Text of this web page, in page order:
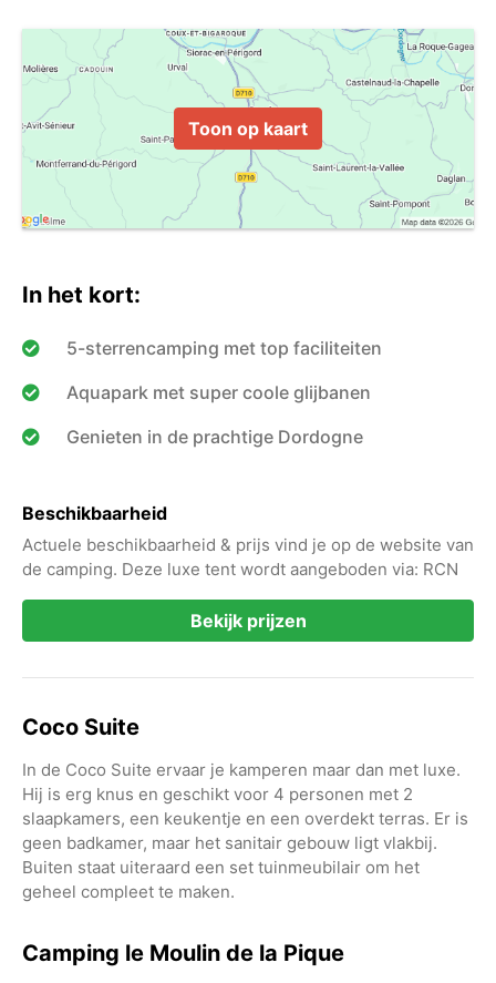
Toon op kaart
In het kort:
5-sterrencamping met top faciliteiten
Aquapark met super coole glijbanen
Genieten in de prachtige Dordogne
Beschikbaarheid
Actuele beschikbaarheid & prijs vind je op de website van
de camping. Deze luxe tent wordt aangeboden via: RCN
Bekijk prijzen
Coco Suite
In de Coco Suite ervaar je kamperen maar dan met luxe.
Hij is erg knus en geschikt voor 4 personen met 2
slaapkamers, een keukentje en een overdekt terras. Er is
geen badkamer, maar het sanitair gebouw ligt vlakbij.
Buiten staat uiteraard een set tuinmeubilair om het
geheel compleet te maken.
Camping le Moulin de la Pique